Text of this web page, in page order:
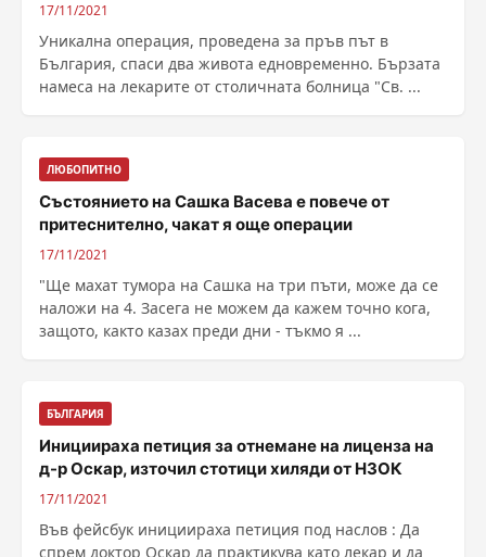
17/11/2021
Уникална операция, проведена за пръв път в
България, спаси два живота едновременно. Бързата
намеса на лекарите от столичната болница "Св. ...
ЛЮБОПИТНО
Състоянието на Сашка Васева е повече от
притеснително, чакат я още операции
17/11/2021
"Ще махат тумора на Сашка на три пъти, може да се
наложи на 4. Засега не можем да кажем точно кога,
защото, както казах преди дни - тъкмо я ...
БЪЛГАРИЯ
Инициираха петиция за отнемане на лиценза на
д-р Оскар, източил стотици хиляди от НЗОК
17/11/2021
Във фейсбук инициираха петиция под наслов : Да
спрем доктор Оскар да практикува като лекар и да